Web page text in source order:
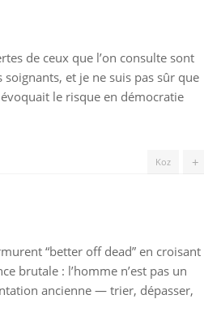
de ceux que l’on consulte sont
soignants, et je ne suis pas sûr que
le risque en démocratie
+
Koz
“better off dead” en croisant
brutale : l’homme n’est pas un
ancienne — trier, dépasser,